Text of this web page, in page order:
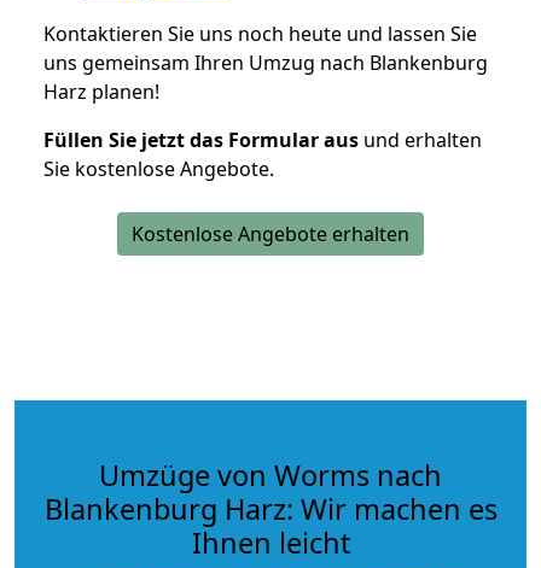
Kontaktieren Sie uns noch heute und lassen Sie
uns gemeinsam Ihren Umzug nach Blankenburg
Harz planen!
Füllen Sie jetzt das Formular aus und erhalten
Sie kostenlose Angebote.
Kostenlose Angebote erhalten
Umzüge von Worms nach
Blankenburg Harz: Wir machen es
Ihnen leicht